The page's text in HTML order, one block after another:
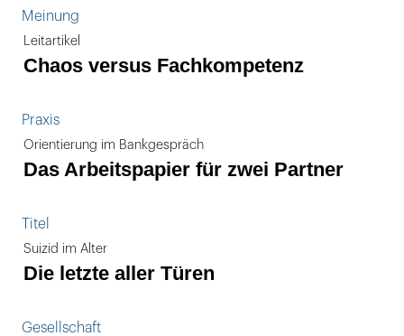
Meinung
Leitartikel
Chaos versus Fachkompetenz
Praxis
Orientierung im Bankgespräch
Das Arbeitspapier für zwei Partner
Titel
Suizid im Alter
Die letzte aller Türen
Gesellschaft